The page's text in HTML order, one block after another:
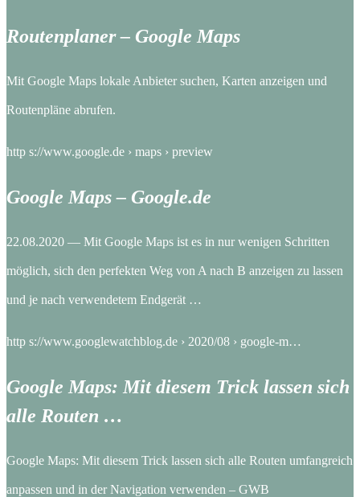
Routenplaner – Google Maps
Mit Google Maps lokale Anbieter suchen, Karten anzeigen und
Routenpläne abrufen.
http s://www.google.de › maps › preview
Google Maps – Google.de
22.08.2020 — Mit Google Maps ist es in nur wenigen Schritten
möglich, sich den perfekten Weg von A nach B anzeigen zu lassen
und je nach verwendetem Endgerät …
http s://www.googlewatchblog.de › 2020/08 › google-m…
Google Maps: Mit diesem Trick lassen sich
alle Routen …
Google Maps: Mit diesem Trick lassen sich alle Routen umfangreich
anpassen und in der Navigation verwenden – GWB